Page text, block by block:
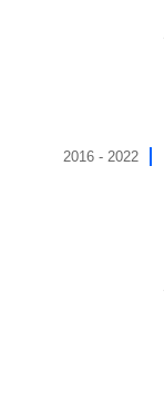
2016 - 2022